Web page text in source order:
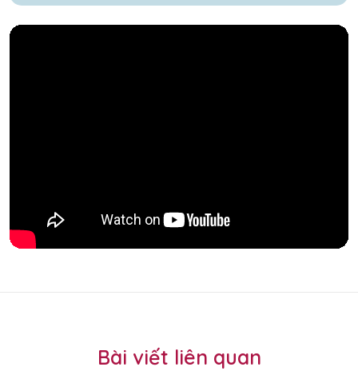
Bài viết liên quan